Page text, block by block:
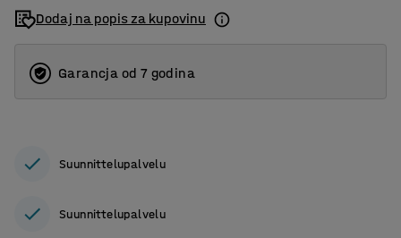
Dodaj na popis za kupovinu
Garancja od 7 godina
Suunnittelupalvelu
Suunnittelupalvelu